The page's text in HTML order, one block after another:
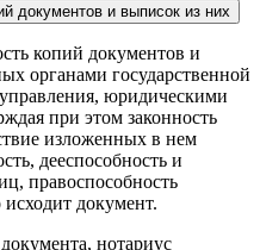
документов и выписок из них
копий документов и
органами государственной
юридическими
при этом законность
изложенных в нем
дееспособность и
правоспособность
документ.
нотариус